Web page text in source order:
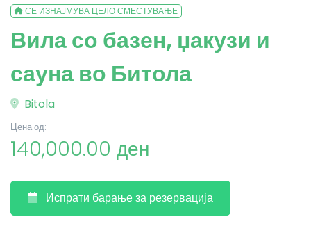
СЕ ИЗНАЈМУВА ЦЕЛО СМЕСТУВАЊЕ
Вила со базен, џакузи и
сауна во Битола
Bitola
Цена од:
140,000.00 ден
Испрати барање за резервација